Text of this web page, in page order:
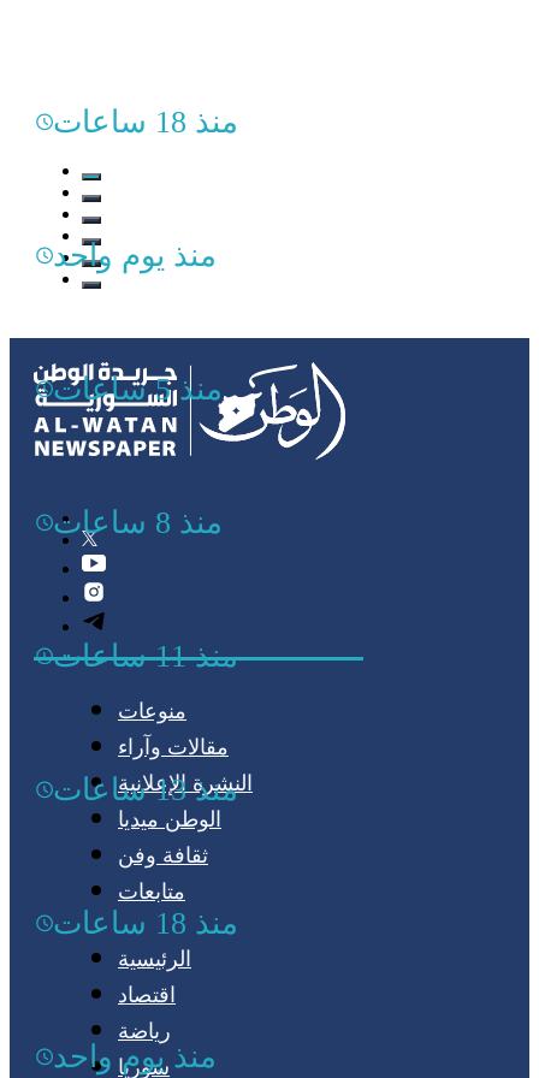
منذ 18 ساعات
منذ يوم واحد
منذ 5 ساعات
منذ 8 ساعات
منذ 11 ساعات
منذ 13 ساعات
منذ 18 ساعات
منذ يوم واحد
منوعات
مقالات وآراء
النشرة الإعلانية
الوطن ميديا
ثقافة وفن
متابعات
الرئيسية
اقتصاد
رياضة
سوريا